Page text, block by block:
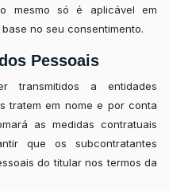
mesmo só é aplicável em
no seu consentimento.
Pessoais
transmitidos a entidades
tratem em nome e por conta
as medidas contratuais
que os subcontratantes
do titular nos termos da